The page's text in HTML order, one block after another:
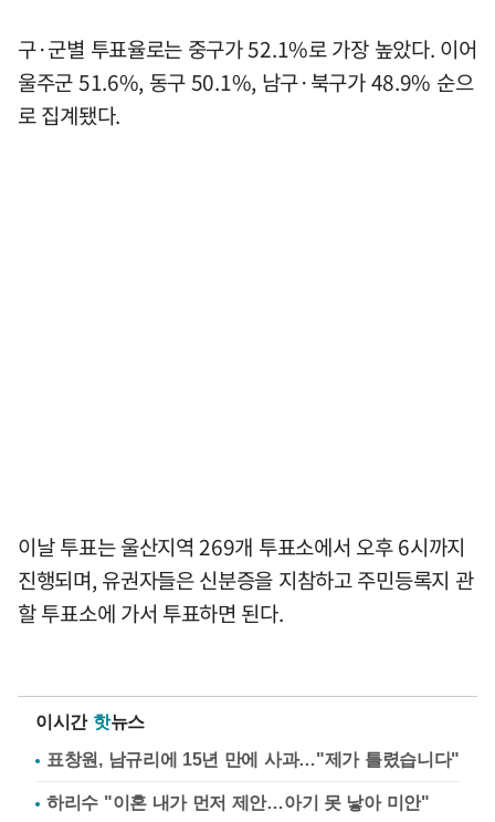
구·군별 투표율로는 중구가 52.1%로 가장 높았다. 이어
울주군 51.6%, 동구 50.1%, 남구·북구가 48.9% 순으
로 집계됐다.
이날 투표는 울산지역 269개 투표소에서 오후 6시까지
진행되며, 유권자들은 신분증을 지참하고 주민등록지 관
할 투표소에 가서 투표하면 된다.
이시간 핫뉴스
표창원, 남규리에 15년 만에 사과…"제가 틀렸습니다"
하리수 "이혼 내가 먼저 제안…아기 못 낳아 미안"